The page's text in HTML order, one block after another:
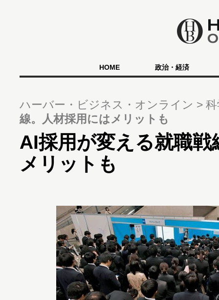
HOME 政治・経済
ハーバー・ビジネス・オンライン
線。人材採用にはメリットも
AI採用が変える就職戦
メリットも